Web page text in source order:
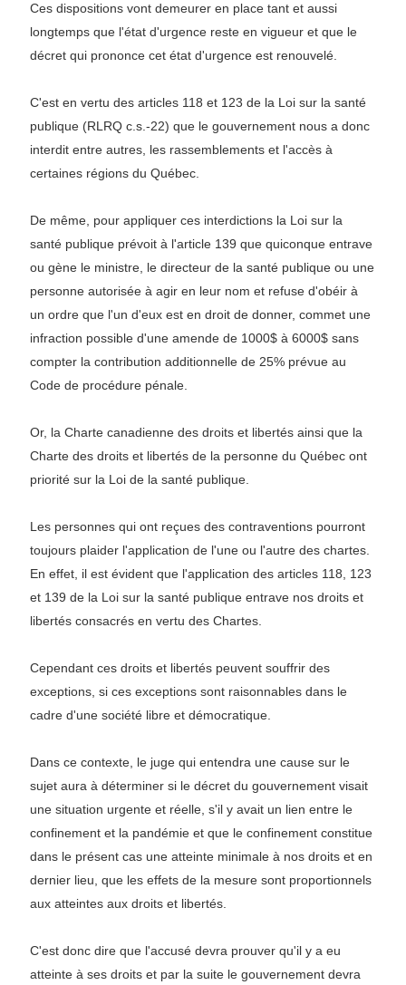
Ces dispositions vont demeurer en place tant et aussi
longtemps que l'état d'urgence reste en vigueur et que le
décret qui prononce cet état d'urgence est renouvelé.
C'est en vertu des articles 118 et 123 de la Loi sur la santé
publique (RLRQ c.s.-22) que le gouvernement nous a donc
interdit entre autres, les rassemblements et l'accès à
certaines régions du Québec.
De même, pour appliquer ces interdictions la Loi sur la
santé publique prévoit à l'article 139 que quiconque entrave
ou gène le ministre, le directeur de la santé publique ou une
personne autorisée à agir en leur nom et refuse d'obéir à
un ordre que l'un d'eux est en droit de donner, commet une
infraction possible d'une amende de 1000$ à 6000$ sans
compter la contribution additionnelle de 25% prévue au
Code de procédure pénale.
Or, la Charte canadienne des droits et libertés ainsi que la
Charte des droits et libertés de la personne du Québec ont
priorité sur la Loi de la santé publique.
Les personnes qui ont reçues des contraventions pourront
toujours plaider l'application de l'une ou l'autre des chartes.
En effet, il est évident que l'application des articles 118, 123
et 139 de la Loi sur la santé publique entrave nos droits et
libertés consacrés en vertu des Chartes.
Cependant ces droits et libertés peuvent souffrir des
exceptions, si ces exceptions sont raisonnables dans le
cadre d'une société libre et démocratique.
Dans ce contexte, le juge qui entendra une cause sur le
sujet aura à déterminer si le décret du gouvernement visait
une situation urgente et réelle, s'il y avait un lien entre le
confinement et la pandémie et que le confinement constitue
dans le présent cas une atteinte minimale à nos droits et en
dernier lieu, que les effets de la mesure sont proportionnels
aux atteintes aux droits et libertés.
C'est donc dire que l'accusé devra prouver qu'il y a eu
atteinte à ses droits et par la suite le gouvernement devra